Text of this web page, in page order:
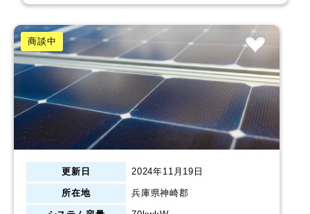
商談中
更新日 2024年11月19日
所在地 兵庫県神崎郡